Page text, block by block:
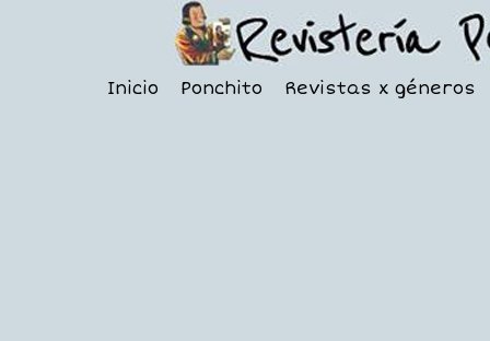
Inicio Ponchito Revistas x géneros